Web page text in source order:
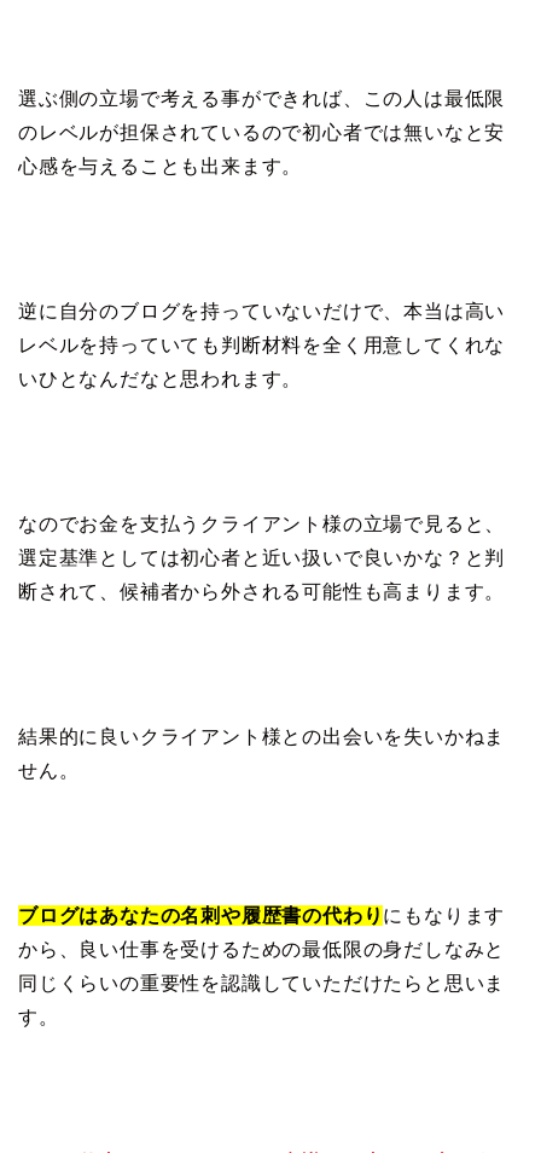
選ぶ側の立場で考える事ができれば、この人は最低限
のレベルが担保されているので初心者では無いなと安
心感を与えることも出来ます。
逆に自分のブログを持っていないだけで、本当は高い
レベルを持っていても判断材料を全く用意してくれな
いひとなんだなと思われます。
なのでお金を支払うクライアント様の立場で見ると、
選定基準としては初心者と近い扱いで良いかな？と判
断されて、候補者から外される可能性も高まります。
結果的に良いクライアント様との出会いを失いかねま
せん。
ブログはあなたの名刺や履歴書の代わり にもなります
から、良い仕事を受けるための最低限の身だしなみと
同じくらいの重要性を認識していただけたらと思いま
す。